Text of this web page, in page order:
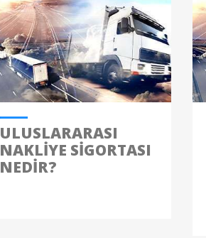
ULUSLARARASI
NAKLIYE SIGORTASI
NEDIR?